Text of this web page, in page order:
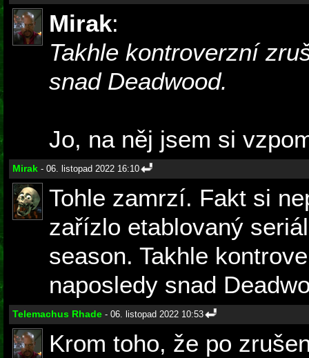
Mirak:
Takhle kontroverzní
snad Deadwood.
Jo, na něj jsem si
Mirak - 06. listopad 2022 16:10
Tohle zamrzí. Fakt si
zařízlo etablovaný
season. Takhle
naposledy snad
Telemachus Rhade - 06. listopad 2022 10:53
Krom toho, že po